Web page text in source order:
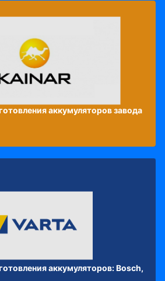
аккумуляторов завода
аккумуляторов: Bosch,